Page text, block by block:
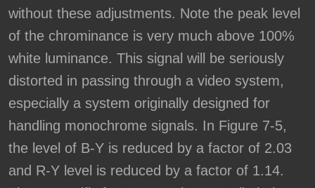
without these adjustments. Note the peak level
of the chrominance is very much above 100%
white luminance. This signal will be seriously
distorted in passing through a video system,
especially a system originally designed for
handling monochrome signals. In Figure 7-5,
the level of B-Y is reduced by a factor of 2.03
and R-Y level is reduced by a factor of 1.14.